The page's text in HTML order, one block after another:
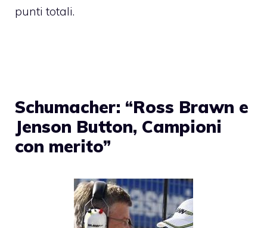
punti totali.
Schumacher: “Ross Brawn e
Jenson Button, Campioni
con merito”